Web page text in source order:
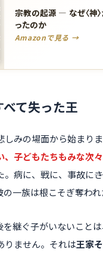
宗教の起源 ― なぜ〈神
ったのか
Amazonで見る →
て失った王
しみの場面から始まり
、子どもたちもみな次
。病に、戦に、事故に――
一族は根こそぎ奪われ
を継ぐ子がいないこと
りません。それは王家